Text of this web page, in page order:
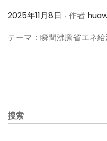
作
2025年11月8日 . 作者
テーマ：瞬間沸騰省エネ
搜索